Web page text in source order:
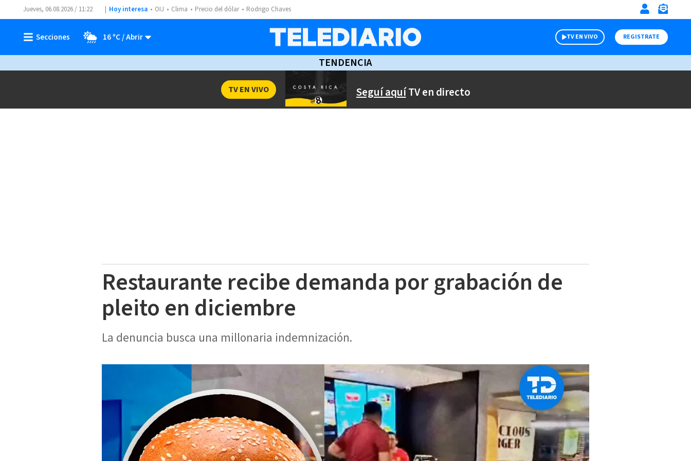
Jueves, 06.08.2026 / 11:22 Hoy interesa OIJ Clima Precio del dólar Rodrigo Chaves
16 ºC TV EN VIVO REGISTRATE
TENDENCIA
Seguí aquíTV en directo
TV EN VIVO
Restaurante recibe demanda por grabación de
pleito en diciembre
La denuncia busca una millonaria indemnización.